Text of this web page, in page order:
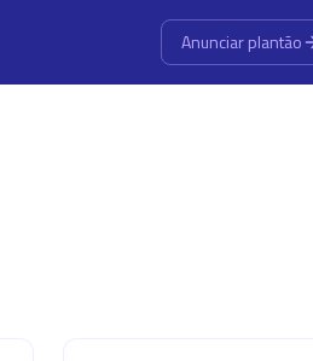
Anunciar plantão